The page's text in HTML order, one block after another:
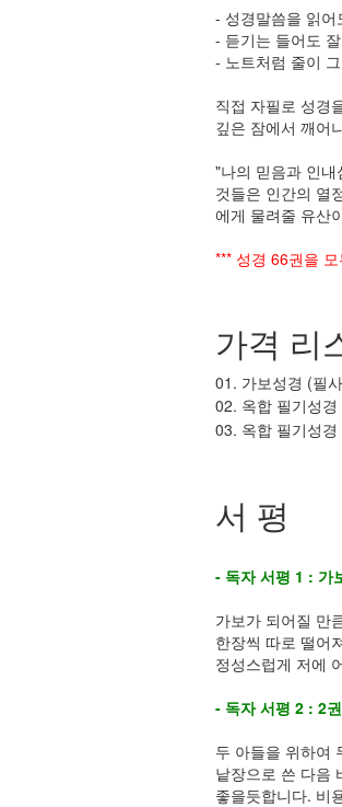
- 성경말씀을 읽
- 듣기는 들어도
- 노트처럼 줄이
직접 자필로 성경
깊은 잠에서 깨어
"나의 믿음과 인
것들은 인간의 열
에게 물려줄 유산
*** 성경 66권을
가격 리
01. 가보성경 (필
02. 옥합 필기성
03. 옥합 필기성
서 평
- 독자 서평 1 : 가
가보가 되어질 만
한장씩 따로 떨어
정성스럽게 저에
- 독자 서평 2 : 2
두 아들을 위하여
낱장으로 쓴 다음
좋을듯합니다. 비